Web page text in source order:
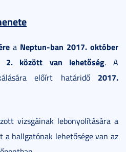
a Neptun-ban 2017. október
között van lehetőség. A
előírt határidő 2017.
vizsgáinak lebonyolítására a
a hallgatónak lehetősége van az